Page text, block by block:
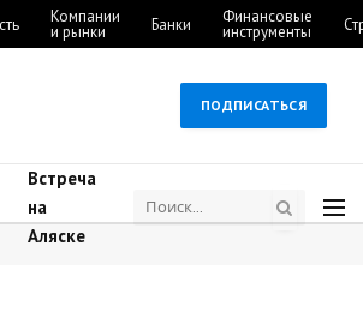
Компании
и рынки Банки Финансовые
инструменты
ПОДПИСАТЬСЯ
Встреча
на
Аляске